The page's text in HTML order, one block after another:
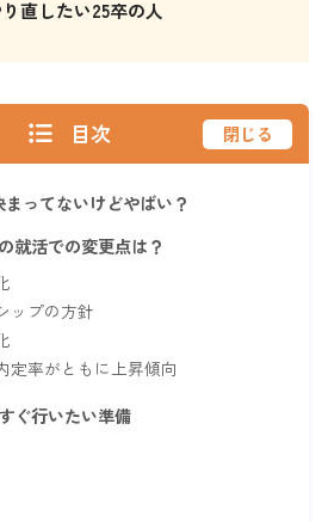
直したい25卒の人
目次 閉じる
ってないけどやばい？
就活での変更点は？
ップの方針
率がともに上昇傾向
ぐ行いたい準備